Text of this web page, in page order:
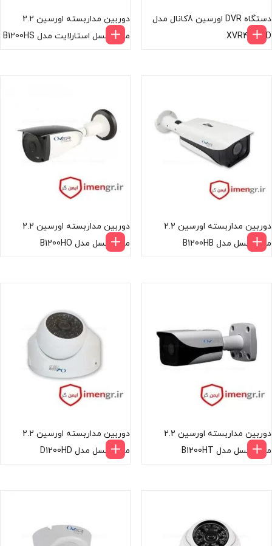
دستگاه DVR اورسین 8کانال مدل
XVR4108HD
دوربین مداربسته اورسین 2.2
مگاپیکسل استارلایت مدل B1200HS
دوربین مداربسته اورسین 2.2
مگاپیکسل مدل B1200HB
دوربین مداربسته اورسین 2.2
مگاپیکسل مدل B1200HO
دوربین مداربسته اورسین 2.2
مگاپیکسل مدل B1200HT
دوربین مداربسته اورسین 2.2
مگاپیکسل مدل D1200HD